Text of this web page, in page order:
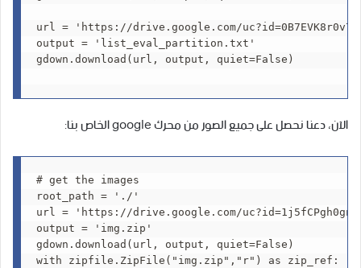
url = 'https://drive.google.com/
output = 'list_eval_partition.txt'
gdown.download(url, output, quiet=False)
الآن، دعنا نحصل على جميع الصور من محرك google الخاص بنا:
# get the images
root_path = './'
url = 'https://drive.google.com/
output = 'img.zip'
gdown.download(url, output, quiet=False)
with zipfile.ZipFile("img.zip","r") as zip_ref: